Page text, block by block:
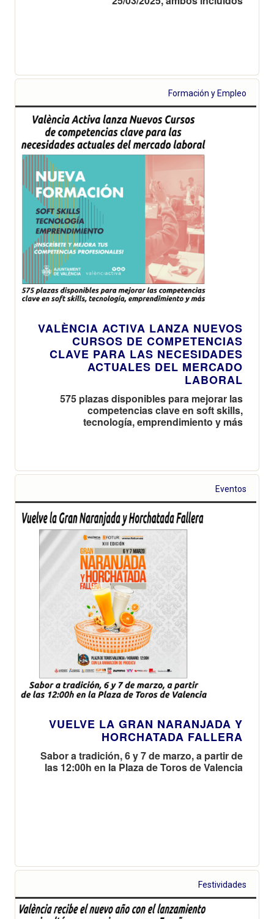
Formación y Empleo
VALÈNCIA ACTIVA LANZA NUEVOS
CURSOS DE COMPETENCIAS
CLAVE PARA LAS NECESIDADES
ACTUALES DEL MERCADO
LABORAL
575 plazas disponibles para mejorar las
competencias clave en soft skills,
tecnología, emprendimiento y más
Eventos
VUELVE LA GRAN NARANJADA Y
HORCHATADA FALLERA
Sabor a tradición, 6 y 7 de marzo, a partir de
las 12:00h en la Plaza de Toros de Valencia
Festividades